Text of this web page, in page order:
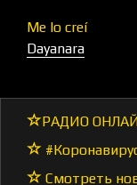
Me lo creí
Dayanara
РАДИО
Смотреть